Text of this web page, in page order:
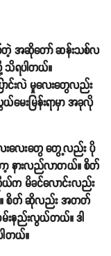
တဲ့ အဆိုတော် ဆန်းသစ်လ
ရပါတယ်။
ာင်းလဲ မှုလေးတွေလည်း
ေးမြန်းရာမှာ အခုလို
းလေးတွေ တွေ့လည်း ပို
ော့ နားလည်လာတယ်။ စိတ်
ကိုယ်က မိခင်လောင်းလည်း
ပဲ။ စိတ် ဆိုလည်း အတတ်
းနည်းလွယ်တယ်။ ဒါ
တယ်။